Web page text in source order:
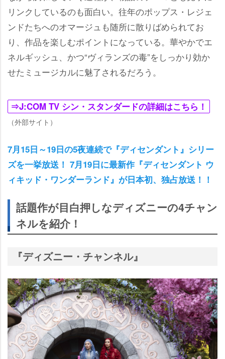
リンクしているのも面白い。往年のポップス・レジェ
ンドたちへのオマージュも随所に散りばめられてお
り、作品を楽しむポイントになっている。華やかでエ
ネルギッシュ、かつ“ヴィランズの毒”をしっかり効か
せたミュージカルに魅了されるだろう。
⇒J:COM TV シン・スタンダードの詳細はこちら！
（外部サイト）
7月15日～19日の5夜連続で『ディセンダント』シリー
ズを一挙放送！ 7月19日に最新作『ディセンダント ウ
ィキッド・ワンダーランド』が日本初、独占放送！！
話題作が目白押しなディズニーの4チャン
ネルを紹介！
『ディズニー・チャンネル』